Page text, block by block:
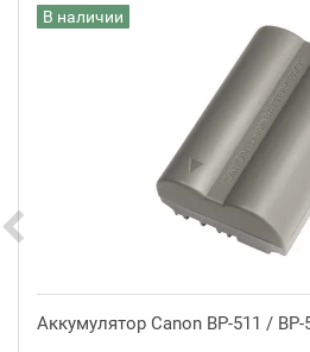
В наличии
Аккумулятор Canon BP-511 / BP-